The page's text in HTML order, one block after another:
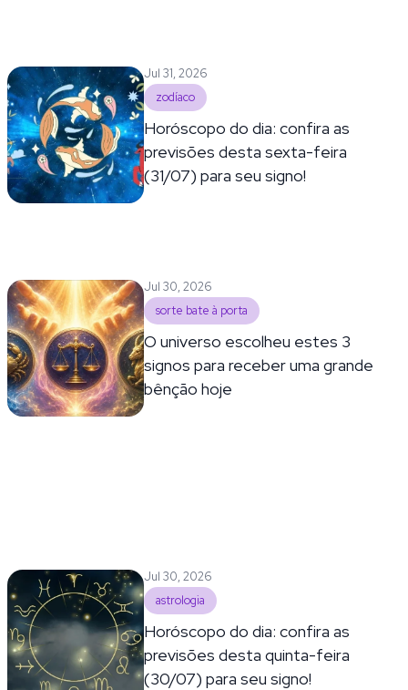
Jul 31, 2026
zodíaco
Horóscopo do dia: confira as
previsões desta sexta-feira
(31/07) para seu signo!
Jul 30, 2026
sorte bate à porta
O universo escolheu estes 3
signos para receber uma grande
bênção hoje
Jul 30, 2026
astrologia
Horóscopo do dia: confira as
previsões desta quinta-feira
(30/07) para seu signo!